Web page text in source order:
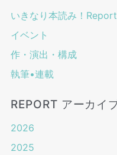
いきなり本読み！Report
イベント
作・演出・構成
執筆•連載
REPORT アーカイ
2026
2025